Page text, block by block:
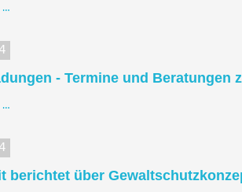
- Termine und Beratungen
berichtet über